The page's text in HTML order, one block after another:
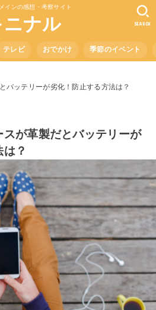
インの感想・考察サイト
ニナル
テレビ おでかけ 季節のイベント
SEARCH
バッテリーが劣化！防止する方法は？
スが革製だとバッテリーが
？